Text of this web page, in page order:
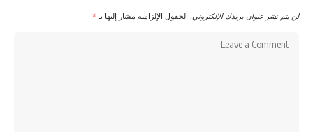
لن يتم نشر عنوان بريدك الإلكتروني. الحقول الإلزامية مشار إليها بـ *